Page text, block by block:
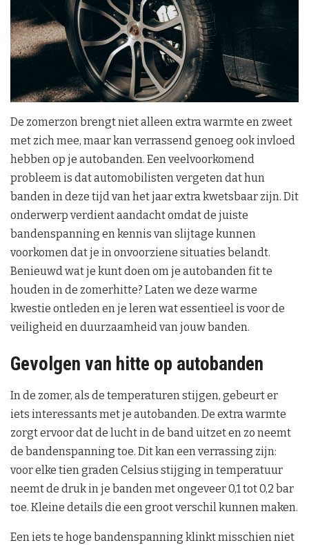
De zomerzon brengt niet alleen extra warmte en zweet
met zich mee, maar kan verrassend genoeg ook invloed
hebben op je autobanden. Een veelvoorkomend
probleem is dat automobilisten vergeten dat hun
banden in deze tijd van het jaar extra kwetsbaar zijn. Dit
onderwerp verdient aandacht omdat de juiste
bandenspanning en kennis van slijtage kunnen
voorkomen dat je in onvoorziene situaties belandt.
Benieuwd wat je kunt doen om je autobanden fit te
houden in de zomerhitte? Laten we deze warme
kwestie ontleden en je leren wat essentieel is voor de
veiligheid en duurzaamheid van jouw banden.
Gevolgen van hitte op autobanden
In de zomer, als de temperaturen stijgen, gebeurt er
iets interessants met je autobanden. De extra warmte
zorgt ervoor dat de lucht in de band uitzet en zo neemt
de bandenspanning toe. Dit kan een verrassing zijn:
voor elke tien graden Celsius stijging in temperatuur
neemt de druk in je banden met ongeveer 0,1 tot 0,2 bar
toe. Kleine details die een groot verschil kunnen maken.
Een iets te hoge bandenspanning klinkt misschien niet